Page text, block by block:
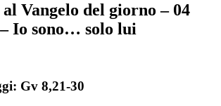
Vangelo del giorno – 04
Io sono… solo lui
Gv 8,21-30